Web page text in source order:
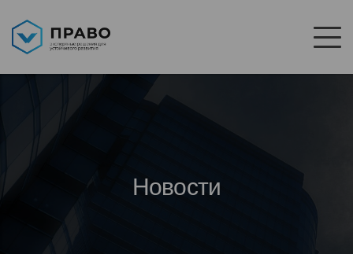
Новости